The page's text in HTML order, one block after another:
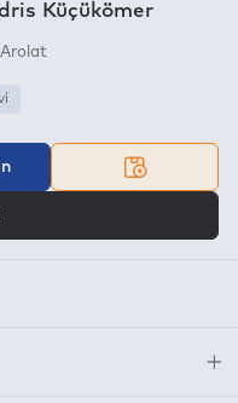
Küçükömer